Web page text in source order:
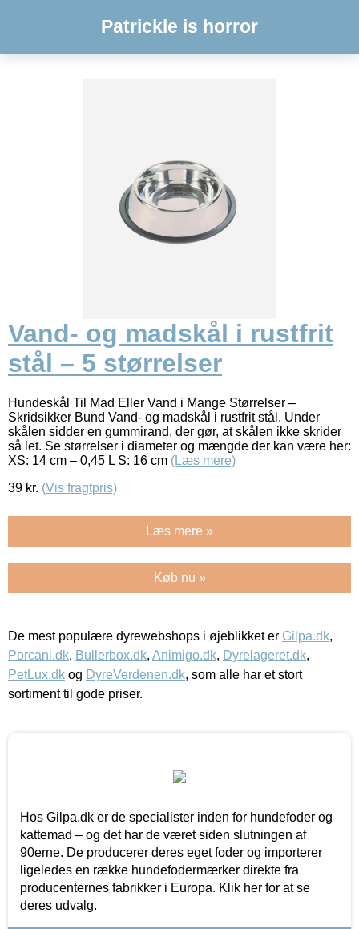
Patrickle is horror
Vand- og madskål i rustfrit
stål – 5 størrelser
Hundeskål Til Mad Eller Vand i Mange Størrelser –
Skridsikker Bund Vand- og madskål i rustfrit stål. Under
skålen sidder en gummirand, der gør, at skålen ikke skrider
så let. Se størrelser i diameter og mængde der kan være her:
XS: 14 cm – 0,45 L S: 16 cm (Læs mere)
39 kr. (Vis fragtpris)
Læs mere »
Køb nu »
De mest populære dyrewebshops i øjeblikket er Gilpa.dk,
Porcani.dk, Bullerbox.dk, Animigo.dk, Dyrelageret.dk,
PetLux.dk og DyreVerdenen.dk, som alle har et stort
sortiment til gode priser.
Hos Gilpa.dk er de specialister inden for hundefoder og
kattemad – og det har de været siden slutningen af
90erne. De producerer deres eget foder og importerer
ligeledes en række hundefodermærker direkte fra
producenternes fabrikker i Europa. Klik her for at se
deres udvalg.